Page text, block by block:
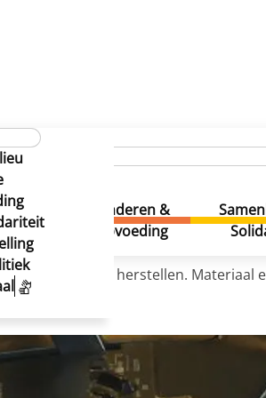
&
Kinderen &
Opvoeding
spullen herstellen.